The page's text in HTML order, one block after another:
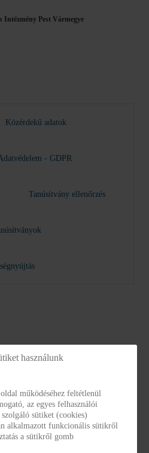
Pest Vármegye
Közérdekű adatok
- GDPR
Tanúsítvány ellenőrzés
Díj
és telephelyein:
használunk
működéséhez feltétlenül
az egyes felhasználói
szolgáló sütiket (cookies)
alkalmazott funkcionális sütikről
a sütikről gomb